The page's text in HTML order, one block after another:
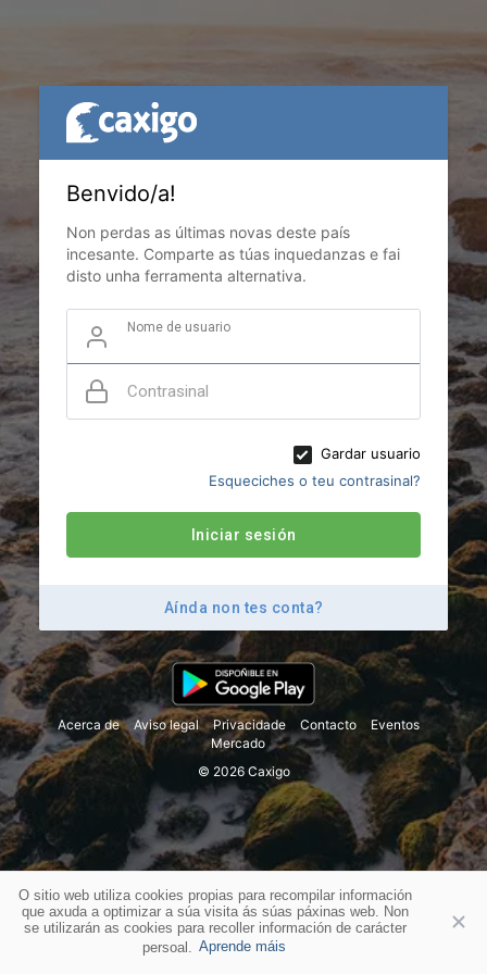
O sitio web utiliza cookies propias para recompilar información
que axuda a optimizar a súa visita ás súas páxinas web. Non
se utilizarán as cookies para recoller información de carácter
persoal.
Aprende máis
Benvido/a!
Non perdas as últimas novas deste país
incesante. Comparte as túas inquedanzas e fai
disto unha ferramenta alternativa.
Nome de usuario
Contrasinal
Gardar usuario
Esqueciches o teu contrasinal?
Iniciar sesión
Aínda non tes conta?
Acerca de Aviso legal Privacidade Contacto
Eventos
Mercado
© 2026 Caxigo